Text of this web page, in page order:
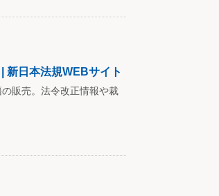
新日本法規WEBサイト
販売。法令改正情報や裁